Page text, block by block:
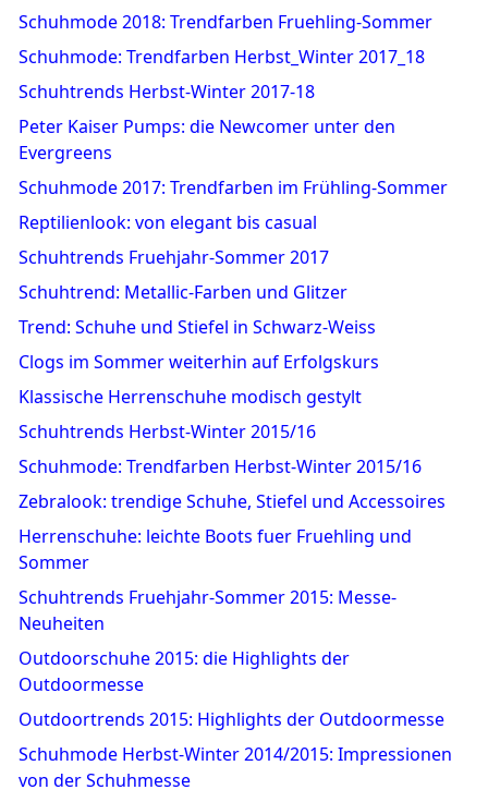
Schuhmode 2018: Trendfarben Fruehling-Sommer
Schuhmode: Trendfarben Herbst_Winter 2017_18
Schuhtrends Herbst-Winter 2017-18
Peter Kaiser Pumps: die Newcomer unter den
Evergreens
Schuhmode 2017: Trendfarben im Frühling-Sommer
Reptilienlook: von elegant bis casual
Schuhtrends Fruehjahr-Sommer 2017
Schuhtrend: Metallic-Farben und Glitzer
Trend: Schuhe und Stiefel in Schwarz-Weiss
Clogs im Sommer weiterhin auf Erfolgskurs
Klassische Herrenschuhe modisch gestylt
Schuhtrends Herbst-Winter 2015/16
Schuhmode: Trendfarben Herbst-Winter 2015/16
Zebralook: trendige Schuhe, Stiefel und Accessoires
Herrenschuhe: leichte Boots fuer Fruehling und
Sommer
Schuhtrends Fruehjahr-Sommer 2015: Messe-
Neuheiten
Outdoorschuhe 2015: die Highlights der
Outdoormesse
Outdoortrends 2015: Highlights der Outdoormesse
Schuhmode Herbst-Winter 2014/2015: Impressionen
von der Schuhmesse